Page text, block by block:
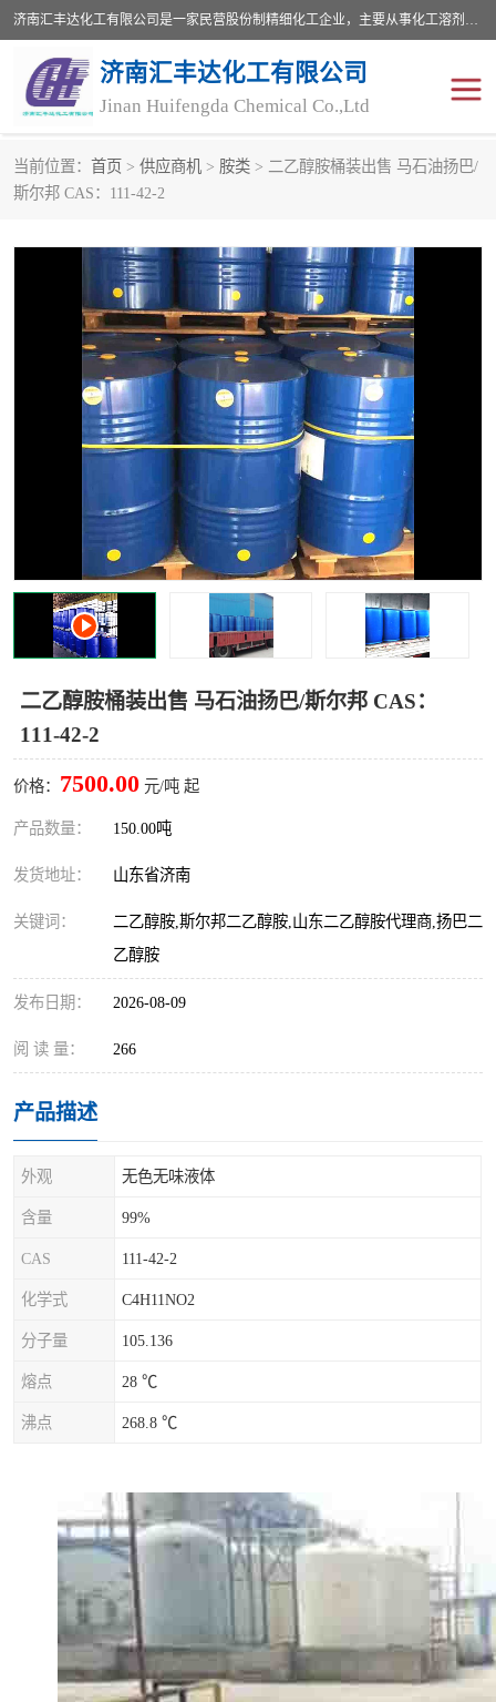
济南汇丰达化工有限公司是一家民营股份制精细化工企业，主要从事化工溶剂、药用辅料、合成中间体等深加工产品的研制开发、生产、销售和进出口贸易。主营产品：环氧丙烷，十二烷基苯，甲基磺酸，磺酸，DMF，DMAC，甘油，苯甲醇，乙酰氯，甲基丙烯酸，甲基丙烯酸甲酯，叔丁醇，异辛酸，二乙烯三胺，一乙，二乙‎，三乙醇胺，原乙酸三甲酯等化工产品及中间体。欢迎各界朋友洽谈咨询业务。
济南汇丰达化工有限公司
Jinan Huifengda Chemical Co.,Ltd
当前位置： 首页 > 供应商机 > 胺类 > 二乙醇胺桶装出售 马石油扬巴/
斯尔邦 CAS：111-42-2
二乙醇胺桶装出售 马石油扬巴/斯尔邦 CAS：
111-42-2
价格： 7500.00 元/吨 起
产品数量： 150.00吨
发货地址： 山东省济南
关键词：
二乙醇胺,斯尔邦二乙醇胺,山东二乙醇胺代理商,扬巴二
乙醇胺
发布日期： 2026-08-09
阅 读 量： 266
产品描述
外观 无色无味液体
含量 99%
CAS 111-42-2
化学式 C4H11NO2
分子量 105.136
熔点 28 ℃
沸点 268.8 ℃
胺类
醇类 醚类
酚类
羧酸衍生物 无机化工原料
无机盐 有机溶剂
添加剂助剂 十二烷基苯
十二烷基苯磺酸 甲醇钠
乙醇钠 三乙胺
丙二醇甲醚醋酸酯 丙酸乙酯
叔丁基苯
醛类
水处理助剂